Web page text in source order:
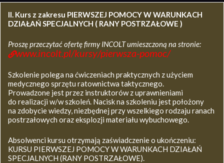
II. Kurs z zakresu PIERWSZEJ POMOCY W WARUNKACH
DZIAŁAŃ SPECJALNYCH ( RANY POSTRZAŁOWE )
Proszę przeczytać ofertę firmy INCOLT umieszczoną na stronie:
www.incolt.pl/kursy/pierwsza-pomoc/
Szkolenie polega na ćwiczeniach praktycznych z użyciem
medycznego sprzętu ratownictwa taktycznego.
Prowadzone jest przez instruktorów z uprawnieniami
do realizacji w/w szkoleń. Nacisk na szkoleniu jest położony
na zdobycie wiedzy, niezbędnej przy wszelkiego rodzaju ranach
postrzałowych oraz eksplozji materiału wybuchowego.
Absolwenci kursu otrzymają zaświadczenie o ukończeniu:
KURSU PIERWSZEJ POMOCY W WARUNKACH DZIAŁAŃ
SPECJALNYCH (RANY POSTRZAŁOWE).